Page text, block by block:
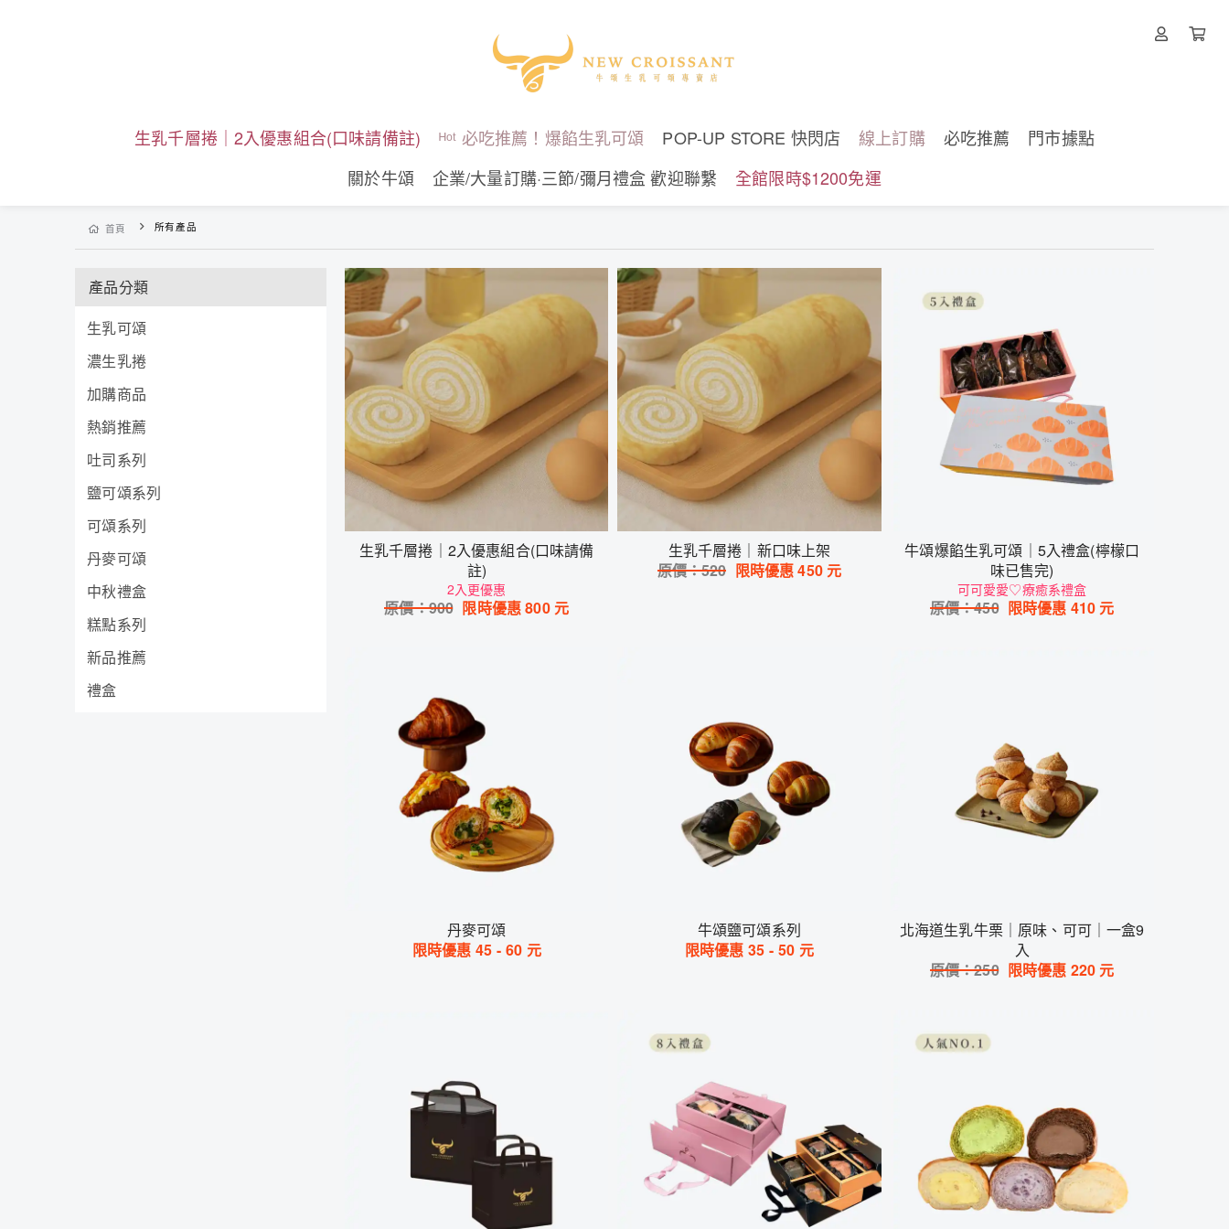
生乳千層捲｜2入優惠組合(口味請備註) ᴴᵒᵗ 必吃推薦！爆餡生乳可頌 POP-UP STORE 快閃店 線上訂購 必吃推薦
門市據點
關於牛頌
企業/大量訂購·三節/彌月禮盒 歡迎聯繫 全館限時$1200免運
首頁 所有產品
產品分類
生乳可頌
濃生乳捲
加購商品
熱銷推薦
吐司系列
鹽可頌系列
可頌系列
丹麥可頌
中秋禮盒
糕點系列
新品推薦
禮盒
生乳千層捲｜2入優惠組合(口味請備
註)
2入更優惠
原價：900 限時優惠800元
生乳千層捲｜新口味上架
原價：520 限時優惠450元
牛頌爆餡生乳可頌｜5入禮盒(檸檬口
味已售完)
可可愛愛♡療癒系禮盒
原價：450 限時優惠 410 元
丹麥可頌
限時優惠 45 - 60 元
牛頌鹽可頌系列
限時優惠 35 - 50 元
北海道生乳牛栗｜原味、可可｜一盒9
入
原價：250 限時優惠 220 元